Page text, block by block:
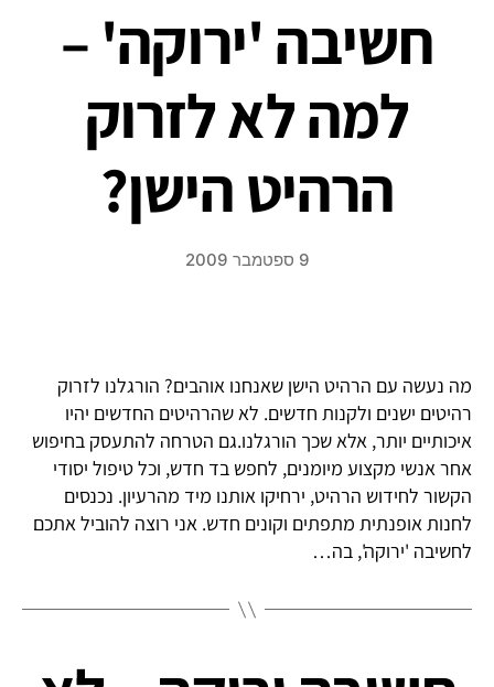
חשיבה 'ירוקה' –
למה לא לזרוק
הרהיט הישן?
9 ספטמבר 2009
מה נעשה עם הרהיט הישן שאנחנו אוהבים? הורגלנו לזרוק
רהיטים ישנים ולקנות חדשים. לא שהרהיטים החדשים יהיו
איכותיים יותר, אלא שכך הורגלנו.גם הטרחה להתעסק בחיפוש
אחר אנשי מקצוע מיומנים, לחפש בד חדש, וכל טיפול יסודי
הקשור לחידוש הרהיט, ירחיקו אותנו מיד מהרעיון. נכנסים
לחנות אופנתית מתפתים וקונים חדש. אני רוצה להוביל אתכם
לחשיבה 'ירוקה', בה…